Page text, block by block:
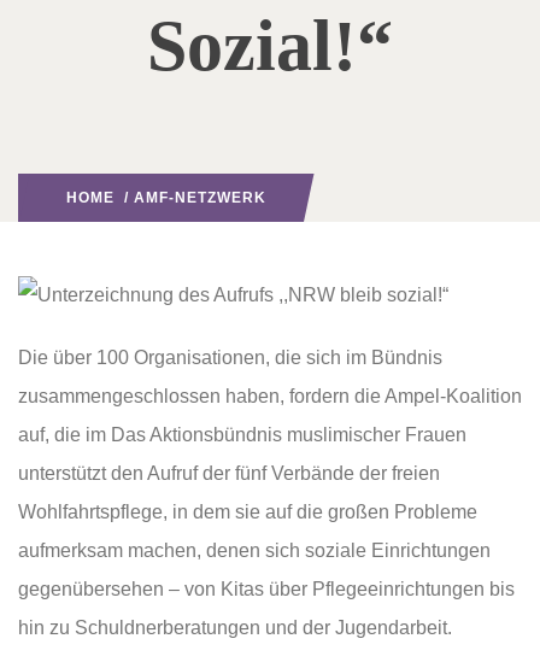
Sozial!“
HOME / AMF-NETZWERK
Die über 100 Organisationen, die sich im Bündnis
zusammengeschlossen haben, fordern die Ampel-Koalition
auf, die im Das Aktionsbündnis muslimischer Frauen
unterstützt den Aufruf der fünf Verbände der freien
Wohlfahrtspflege, in dem sie auf die großen Probleme
aufmerksam machen, denen sich soziale Einrichtungen
gegenübersehen – von Kitas über Pflegeeinrichtungen bis
hin zu Schuldnerberatungen und der Jugendarbeit.